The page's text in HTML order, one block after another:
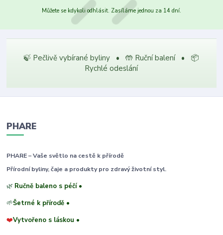
Můžete se kdykoli odhlásit. Zasíláme jednou za 14 dní.
🍃 Pečlivě vybírané byliny • 🤲 Ruční balení • 📦
Rychlé odeslání
PHARE
PHARE – Vaše světlo na cestě k přírodě
Přírodní byliny, čaje a produkty pro zdravý životní styl.
🌿 Ručně baleno s péčí •
🌱Šetrné k přírodě •
❤️Vytvořeno s láskou •